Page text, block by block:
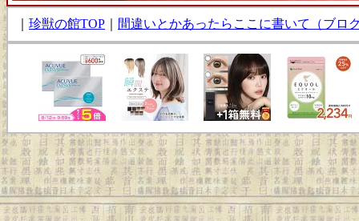
珍獣の館TOP 間違いとかあったらここに書いて（ブロ